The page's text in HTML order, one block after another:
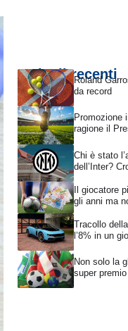
Articoli recenti
Roland
da record
Promozione
ragione il
Chi è stato
dell’Inter?
Il giocatore
gli anni ma
Tracollo
l’8% in un
Non solo la
super premio